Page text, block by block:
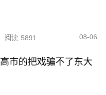
阅读 5891 08-06
市的把戏骗不了东大